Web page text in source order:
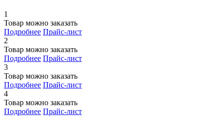
1
Товар можно заказать
Подробнее Прайс-лист
2
Товар можно заказать
Подробнее Прайс-лист
3
Товар можно заказать
Подробнее Прайс-лист
4
Товар можно заказать
Подробнее Прайс-лист